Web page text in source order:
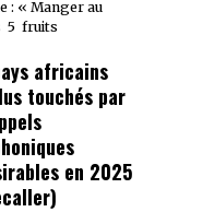
: « Manger au
5 fruits
africains
touchés par
en 2025